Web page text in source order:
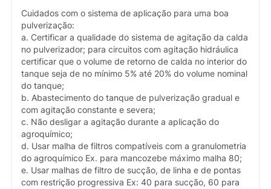
Cuidados com o sistema de aplicação para uma boa
pulverização:
a. Certificar a qualidade do sistema de agitação da calda
no pulverizador; para circuitos com agitação hidráulica
certificar que o volume de retorno de calda no interior do
tanque seja de no mínimo 5% até 20% do volume nominal
do tanque;
b. Abastecimento do tanque de pulverização gradual e
com agitação constante e severa;
c. Não desligar a agitação durante a aplicação do
agroquímico;
d. Usar malha de filtros compatíveis com a granulometria
do agroquímico Ex. para mancozebe máximo malha 80;
e. Usar malhas de filtro de sucção, de linha e de pontas
com restrição progressiva Ex: 40 para sucção, 60 para